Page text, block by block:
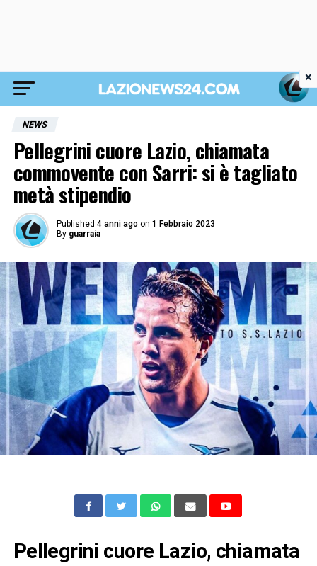
NEWS
Pellegrini cuore Lazio, chiamata
commovente con Sarri: si è tagliato
metà stipendio
Published 4 anni ago on 1 Febbraio 2023
By guarraia
Pellegrini cuore Lazio, chiamata
×